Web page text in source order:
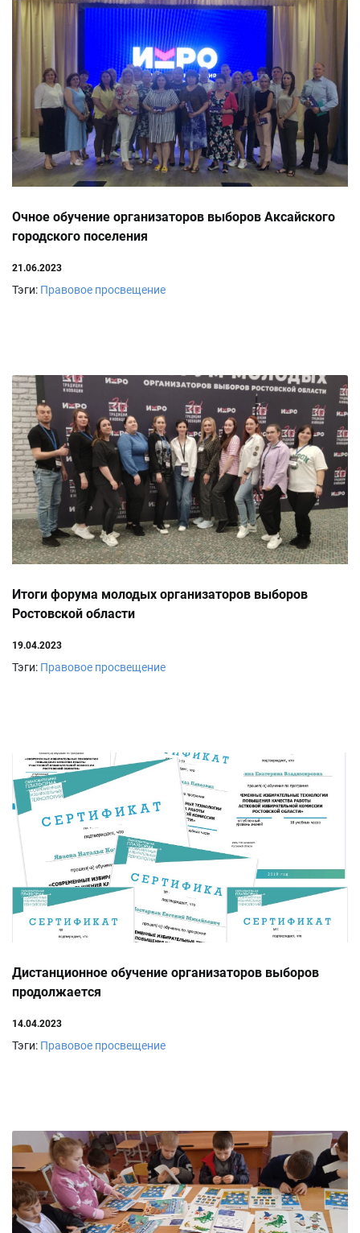
Очное обучение организаторов выборов Аксайского
городского поселения
21.06.2023
Тэги: Правовое просвещение
Итоги форума молодых организаторов выборов
Ростовской области
19.04.2023
Тэги: Правовое просвещение
Дистанционное обучение организаторов выборов
продолжается
14.04.2023
Тэги: Правовое просвещение